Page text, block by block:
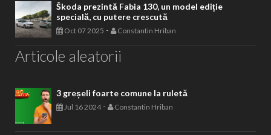
Škoda prezintă Fabia 130, un model ediție
specială, cu putere crescută
Oct 07 2025 - Constantin Hriban
Articole aleatorii
3 greșeli foarte comune la ruletă
Jul 16 2024- Constantin Hriban